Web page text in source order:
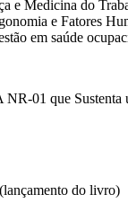
e Medicina do
e Fatores
em saúde
NR-01 que Sustenta
do livro)